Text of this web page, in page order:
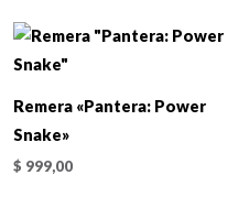
Remera «Pantera: Power
Snake»
$ 999,00